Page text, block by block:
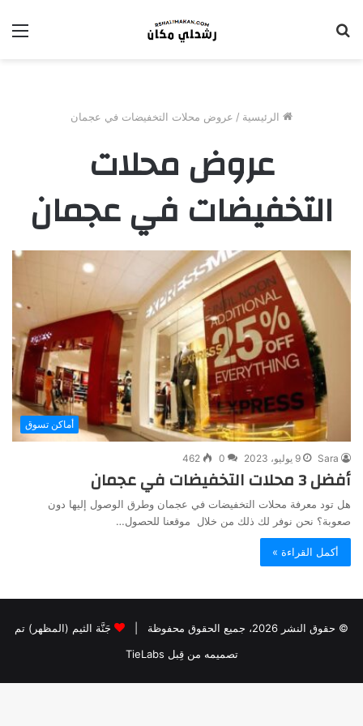
الرئيسية / عروض محلات التخفيضات في عجمان
عروض محلات
التخفيضات في عجمان
أماكن تسوق
Sara 9 يوليو، 2023 0
462
أفضل 3 محلات التخفيضات في عجمان
هل تود معرفة محلات التخفيضات في عجمان وطرق الوصول إليها دون
صعوبة؟ نحن نوفر لك ذلك من خلال موقعنا للحصول…
أكمل القراءة »
© حقوق النشر 2026، جميع الحقوق محفوظة |
جَنَّة الثيم (المظهر) تم
تصميمه من قِبل TieLabs